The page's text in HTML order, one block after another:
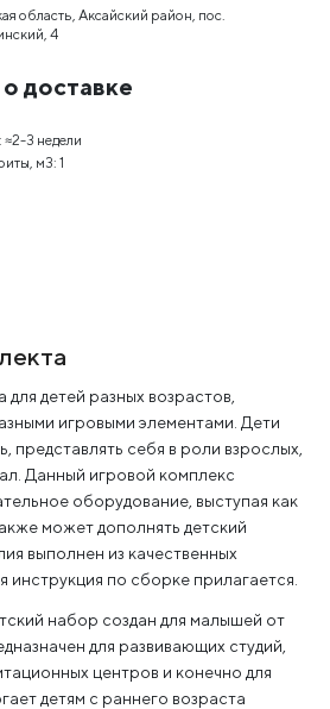
область, Аксайский район, пос.
4
доставке
≈2-3 недели
м3: 1
детей разных возрастов,
игровыми элементами. Дети
представлять себя в роли взрослых,
Данный игровой комплекс
оборудование, выступая как
может дополнять детский
выполнен из качественных
по сборке прилагается.
набор создан для малышей от
для развивающих студий,
центров и конечно для
детям с раннего возраста